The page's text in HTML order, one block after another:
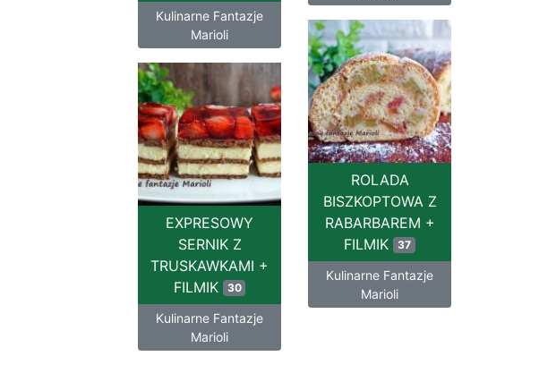
Kulinarne Fantazje
Marioli
ROLADA
BISZKOPTOWA Z
RABARBAREM +
FILMIK 37
Kulinarne Fantazje
Marioli
EXPRESOWY
SERNIK Z
TRUSKAWKAMI +
FILMIK
30
Kulinarne Fantazje
Marioli